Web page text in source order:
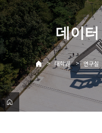
데이
> 대학원 > 연구실